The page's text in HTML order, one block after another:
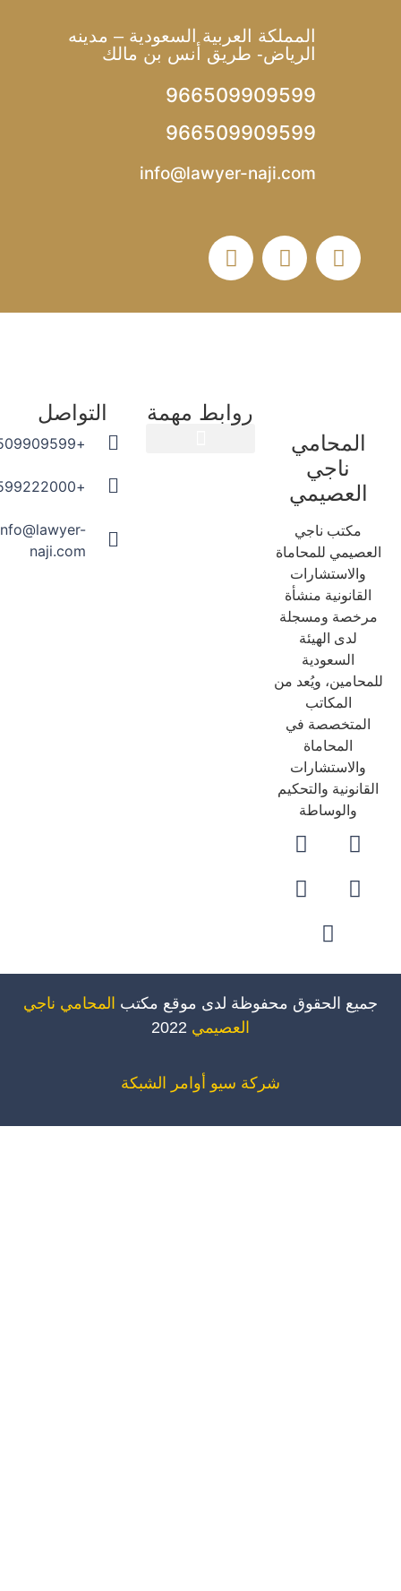
المملكة العربية السعودية – مدينه
الرياض- طريق أنس بن مالك
966509909599
966509909599
info@lawyer-naji.com
المحامي
ناجي
العصيمي
مكتب ناجي
للمحاماة
والاستشارات
منشأة
ومسجلة
لدى الهيئة
السعودية
ويُعد من
المكاتب
المتخصصة في
المحاماة
والاستشارات
والتحكيم
والوساطة
روابط مهمة التواصل
info@lawyer-
naji.com
الحقوق محفوظة لدى موقع مكتبالمحامي ناجي
العصيمي2022
شركة سيو أوامر الشبكة